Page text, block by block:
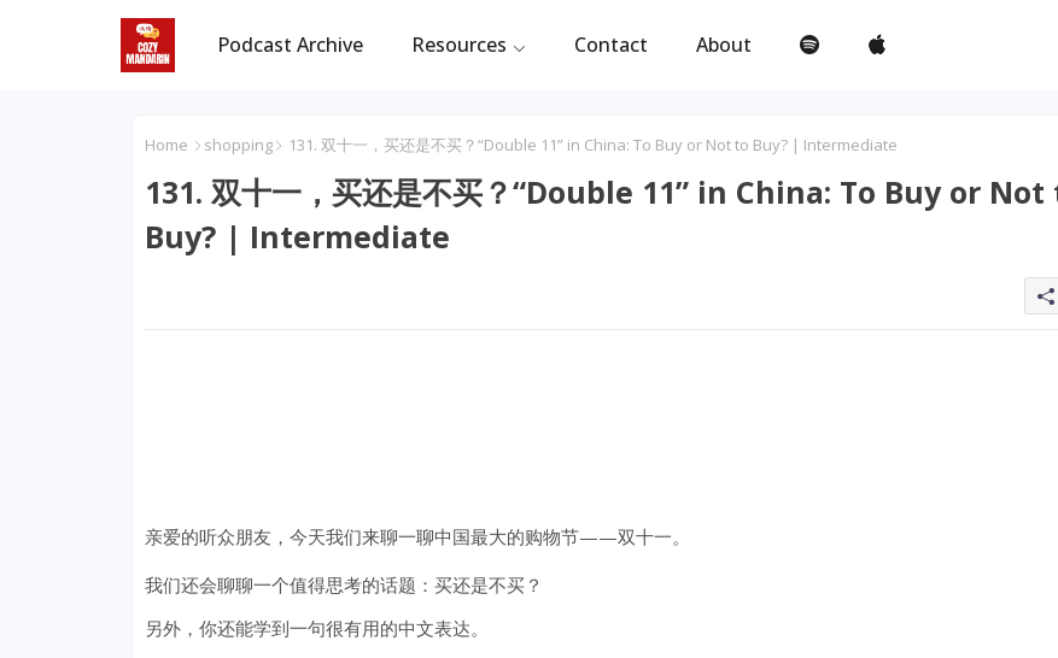
Podcast Archive Resources Contact About
Home shopping 131. 双十一，买还是不买？“Double 11” in China: To Buy or Not to Buy? | Intermediate
131. 双十一，买还是不买？“Double 11” in China: To Buy or Not
Buy? | Intermediate
亲爱的听众朋友，今天我们来聊一聊中国最大的购物节——双十一。
我们还会聊聊一个值得思考的话题：买还是不买？
另外，你还能学到一句很有用的中文表达。